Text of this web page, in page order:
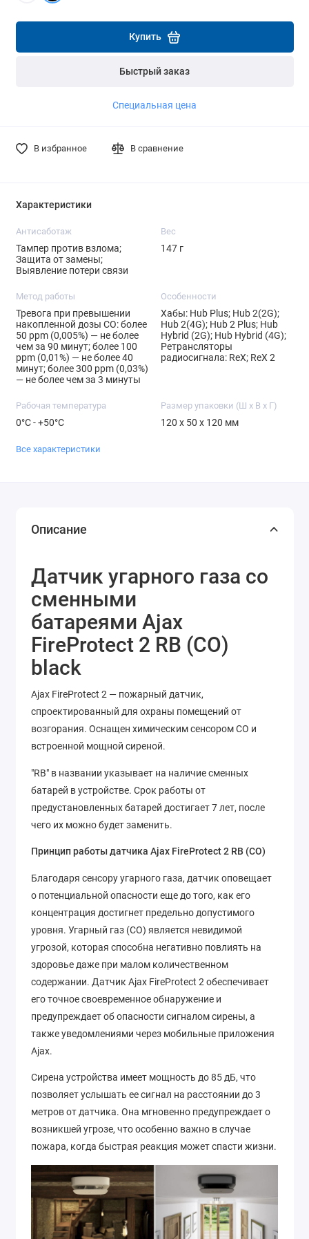
Купить
Быстрый заказ
Специальная цена
В избранное В сравнение
Характеристики
Антисаботаж
Тампер против взлома;
Защита от замены;
Выявление потери связи
Вес
147 г
Метод работы
Тревога при превышении
накопленной дозы CO: более
50 ppm (0,005%) — не более
чем за 90 минут; более 100
ppm (0,01%) — не более 40
минут; более 300 ppm (0,03%)
— не более чем за 3 минуты
Особенности
Хабы: Hub Plus; Hub 2(2G);
Hub 2(4G); Hub 2 Plus; Hub
Hybrid (2G); Hub Hybrid (4G);
Ретрансляторы
радиосигнала: ReX; ReX 2
Рабочая температура
0°C - +50°C
Размер упаковки (Ш х В х Г)
120 x 50 x 120 мм
Все характеристики
Описание
Датчик угарного газа со
сменными
батареями Ajax
FireProtect 2 RB (CO)
black
Ajax FireProtect 2 — пожарный датчик,
спроектированный для охраны помещений от
возгорания. Оснащен химическим сенсором CO и
встроенной мощной сиреной.
"RB" в названии указывает на наличие сменных
батарей в устройстве. Срок работы от
предустановленных батарей достигает 7 лет, после
чего их можно будет заменить.
Принцип работы датчика Ajax FireProtect 2 RB (CO)
Благодаря сенсору угарного газа, датчик оповещает
о потенциальной опасности еще до того, как его
концентрация достигнет предельно допустимого
уровня. Угарный газ (CO) является невидимой
угрозой, которая способна негативно повлиять на
здоровье даже при малом количественном
содержании. Датчик Ajax FireProtect 2 обеспечивает
его точное своевременное обнаружение и
предупреждает об опасности сигналом сирены, а
также уведомлениями через мобильные приложения
Ajax.
Сирена устройства имеет мощность до 85 дБ, что
позволяет услышать ее сигнал на расстоянии до 3
метров от датчика. Она мгновенно предупреждает о
возникшей угрозе, что особенно важно в случае
пожара, когда быстрая реакция может спасти жизни.